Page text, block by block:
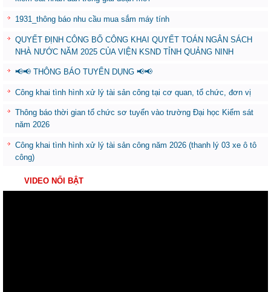
1931_thông báo nhu cầu mua sắm máy tính
QUYẾT ĐỊNH CÔNG BỐ CÔNG KHAI QUYẾT TOÁN NGÂN SÁCH
NHÀ NƯỚC NĂM 2025 CỦA VIỆN KSND TỈNH QUẢNG NINH
📢📢 THÔNG BÁO TUYỂN DỤNG 📢📢
Công khai tình hình xử lý tài sản công tại cơ quan, tổ chức, đơn vị
Thông báo thời gian tổ chức sơ tuyển vào trường Đại học Kiểm sát
năm 2026
Công khai tình hình xử lý tài sản công năm 2026 (thanh lý 03 xe ô tô
công)
VIDEO NỔI BẬT